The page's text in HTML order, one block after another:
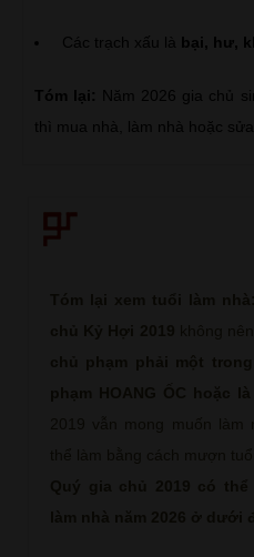
Các trạch xấu là bại, hư,
Tóm lại: Năm 2026 gia chủ
thì mua nhà, làm nhà hoặc